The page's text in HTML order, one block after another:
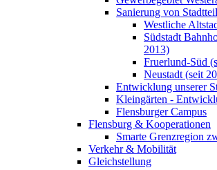
Sanierung von
Westliche
Südstadt
2013)
Fruerlund-Süd
Neustadt (seit
Entwicklung unserer
Kleingärten -
Flensburger Campus
Flensburg & Kooperationen
Smarte Grenzregion
Verkehr & Mobilität
Gleichstellung